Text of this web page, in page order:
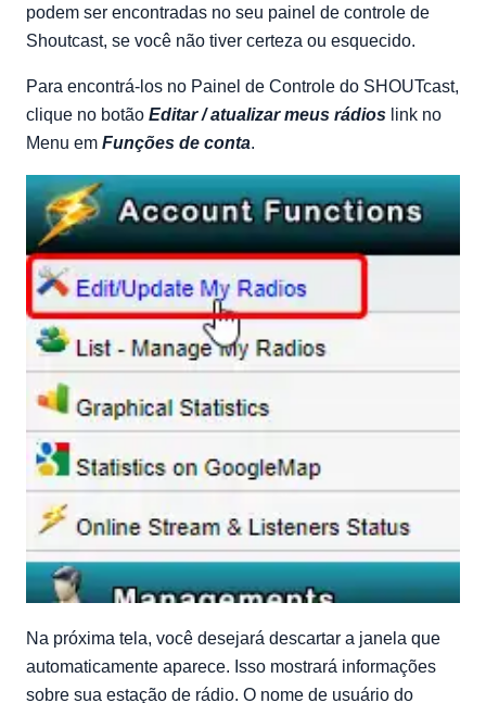
podem ser encontradas no seu painel de controle de
Shoutcast, se você não tiver certeza ou esquecido.
Para encontrá-los no Painel de Controle do SHOUTcast,
clique no botão Editar / atualizar meus rádios link no
Menu em Funções de conta.
Na próxima tela, você desejará descartar a janela que
automaticamente aparece. Isso mostrará informações
sobre sua estação de rádio. O nome de usuário do